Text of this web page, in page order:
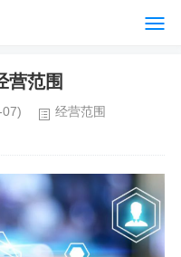
营范围
经营范围